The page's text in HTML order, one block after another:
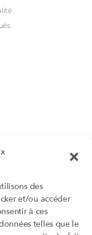
des
et/ou accéder
à ces
telles que le
DIU